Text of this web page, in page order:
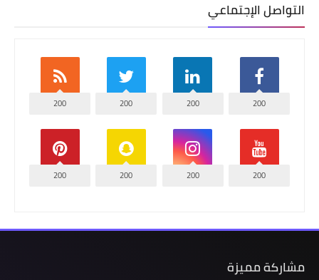
التواصل الإجتماعي
200
200
200
200
200
200
200
200
مشاركة مميزة